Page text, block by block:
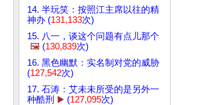
14. 半玩笑：按照江主席以往的精
神办 (131,133次)
15. 八一，谈这个问题有点儿那个
🖼️ (130,839次)
16. 黑色幽默：实名制对党的威胁
(127,542次)
17. 石涛：艾未未所受的是另外一
种酷刑 ▶️ (127,095次)